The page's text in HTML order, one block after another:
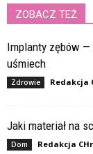
ZOBACZ TEŻ
Implanty zębów
uśmiech
Zdrowie Redakcja
Jaki materiał na
Dom Redakcja